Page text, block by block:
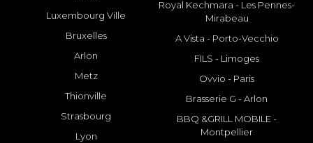
Luxembourg Ville
Bruxelles
Arlon
Metz
Thionville
Strasbourg
Lyon
Royal Kechmara - Les Pennes-
Mirabeau
A Vista - Porto-Vecchio
FILS - Limoges
Ovvio - Paris
Brasserie G - Arlon
BBQ &GRILL MOBILE -
Montpellier